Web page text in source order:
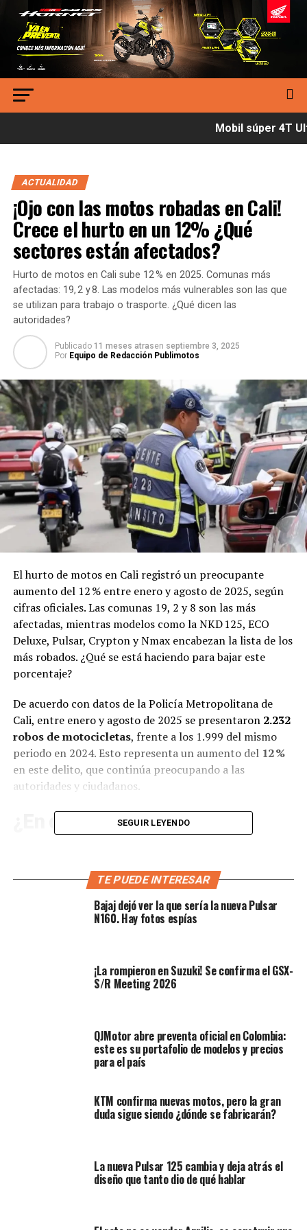
Mobil súper 4T
ACTUALIDAD
¡Ojo con las motos robadas en Cali!
Crece el hurto en un 12% ¿Qué
sectores están afectados?
Hurto de motos en Cali sube 12 % en 2025. Comunas más
afectadas: 19, 2 y 8. Las modelos más vulnerables son las que
se utilizan para trabajo o trasporte. ¿Qué dicen las
autoridades?
Publicado 11 meses atrasen septiembre 3, 2025
Por Equipo de Redacción Publimotos
El hurto de motos en Cali registró un preocupante
aumento del 12 % entre enero y agosto de 2025, según
cifras oficiales. Las comunas 19, 2 y 8 son las más
afectadas, mientras modelos como la NKD 125, ECO
Deluxe, Pulsar, Crypton y Nmax encabezan la lista de los
más robados. ¿Qué se está haciendo para bajar este
porcentaje?
De acuerdo con datos de la Policía Metropolitana de
Cali, entre enero y agosto de 2025 se presentaron 2.232
robos de motocicletas, frente a los 1.999 del mismo
periodo en 2024. Esto representa un aumento del 12 %
en este delito, que continúa preocupando a las
autoridades y ciudadanos.
¿En qué zonas roban más
Las áreas más afectadas por el hurto de motos incluyen:
Comuna 19
Además, zonas específicas como el
, siguen siendo puntos rojos.
SEGUIR LEYENDO
TE PUEDE INTERESAR
Bajaj dejó ver la que sería la nueva Pulsar
N160. Hay fotos espías
¡La rompieron en Suzuki! Se confirma el GSX-
S/R Meeting 2026
QJMotor abre preventa oficial en Colombia:
este es su portafolio de modelos y precios
para el país
KTM confirma nuevas motos, pero la gran
duda sigue siendo ¿dónde se fabricarán?
La nueva Pulsar 125 cambia y deja atrás el
diseño que tanto dio de qué hablar